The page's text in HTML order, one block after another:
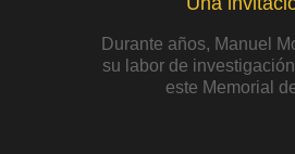
Durante años, Manuel
su labor de
este Memorial